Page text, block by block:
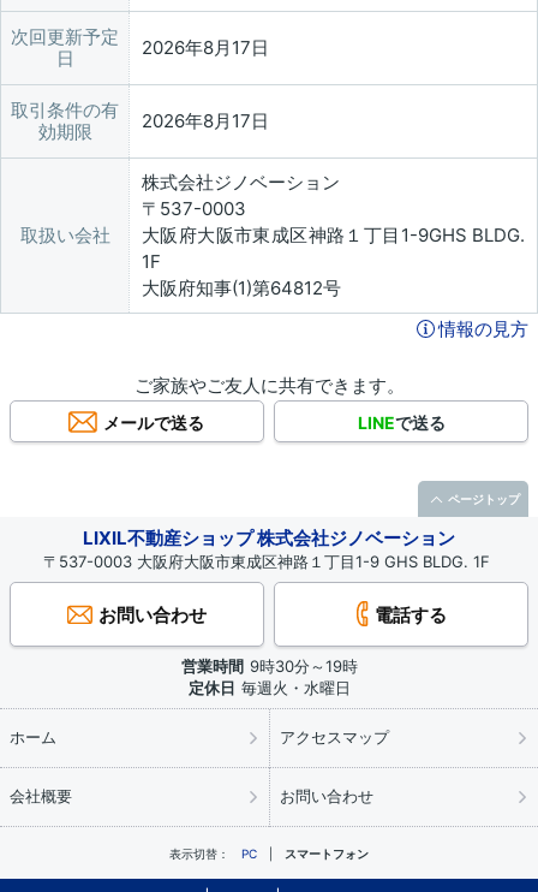
次回更新予定
日
2026年8月17日
取引条件の有
効期限
2026年8月17日
取扱い会社
株式会社ジノベーション
〒537-0003
大阪府大阪市東成区神路１丁目1-9GHS BLDG.
1F
大阪府知事(1)第64812号
情報の見方
ご家族やご友人に共有できます。
メールで送る LINEで送る
LIXIL不動産ショップ 株式会社ジノベーション
〒537-0003 大阪府大阪市東成区神路１丁目1-9 GHS BLDG. 1F
お問い合わせ 電話する
営業時間 9時30分～19時
定休日 毎週火・水曜日
ホーム アクセスマップ
会社概要 お問い合わせ
表示切替： PC スマートフォン
ページトップ